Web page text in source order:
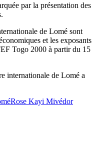
par la présentation des
de Lomé sont
et les exposants
Togo 2000 à partir du 15
internationale de Lomé a
Rose Kayi Mivédor